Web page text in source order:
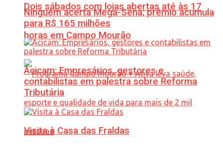
Dois sábados com lojas abertas até às 17
horas em Campo Mourão
Ninguém acerta Mega-Sena; prêmio acumula
para R$ 165 milhões
Acicam: Empresários, gestores e
contabilistas em palestra sobre Reforma
Tributária
Visita à Casa das Fraldas